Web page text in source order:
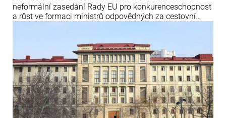
neformální zasedání Rady EU pro konkurenceschopnost
a růst ve formaci ministrů odpovědných za cestovní
strategie EU pro udržitelný cestovní ruch.